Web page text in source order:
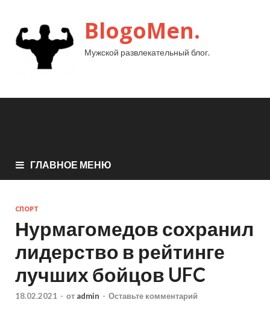
BlogoMen.
Мужской развлекательный блог.
ГЛАВНОЕ МЕНЮ
СПОРТ
Нурмагомедов сохранил
лидерство в рейтинге
лучших бойцов UFC
18.02.2021 - от admin - Оставьте комментарий